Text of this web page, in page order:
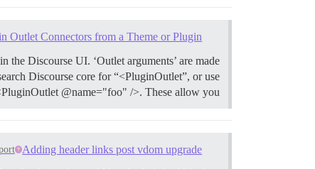
Outlet Connectors from a Theme or Plugin
Discourse UI. ‘Outlet arguments’ are made
Discourse core for “<PluginOutlet”, or use
@name="foo" />. These allow you…
Adding header links post vdom upgrade